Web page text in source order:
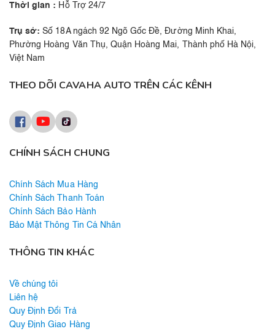
Thời gian : Hỗ Trợ 24/7
Trụ sở: Số 18A ngách 92 Ngõ Gốc Đề, Đường Minh Khai,
Phường Hoàng Văn Thụ, Quận Hoàng Mai, Thành phố Hà Nội,
Việt Nam
CHÍNH SÁCH CHUNG
Chính Sách Mua Hàng
Chính Sách Thanh Toán
Chính Sách Bảo Hành
Bảo Mật Thông Tin Cá Nhân
THÔNG TIN KHÁC
Về chúng tôi
Liên hệ
Quy Định Đổi Trả
Quy Định Giao Hàng
THEO DÕI CAVAHA AUTO TRÊN CÁC KÊNH